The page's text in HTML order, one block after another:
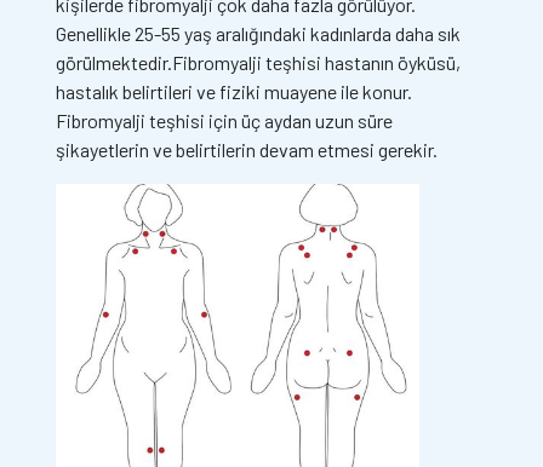
kişilerde fibromyalji çok daha fazla görülüyor.
Genellikle 25-55 yaş aralığındaki kadınlarda daha sık
görülmektedir.Fibromyalji teşhisi hastanın öyküsü,
hastalık belirtileri ve fiziki muayene ile konur.
Fibromyalji teşhisi için üç aydan uzun süre
şikayetlerin ve belirtilerin devam etmesi gerekir.